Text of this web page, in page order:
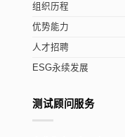
组织历程
优势能力
人才招聘
ESG永续发展
测试顾问服务